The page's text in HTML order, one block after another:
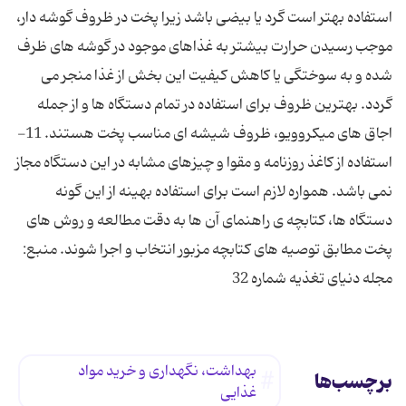
استفاده بهتر است گرد یا بیضی باشد زیرا پخت در ظروف گوشه دار،
موجب رسیدن حرارت بیشتر به غذاهای موجود در گوشه های ظرف
شده و به سوختگی یا کاهش کیفیت این بخش از غذا منجر می
گردد. بهترین ظروف برای استفاده در تمام دستگاه ها و از جمله
اجاق های میکروویو، ظروف شیشه ای مناسب پخت هستند. 11-
استفاده از کاغذ روزنامه و مقوا و چیزهای مشابه در این دستگاه مجاز
نمی باشد. همواره لازم است برای استفاده بهینه از این گونه
دستگاه ها، کتابچه ی راهنمای آن ها به دقت مطالعه و روش های
پخت مطابق توصیه های کتابچه مزبور انتخاب و اجرا شوند. منبع:
مجله دنیای تغذیه شماره 32
برچسب‌ها
بهداشت، نگهداری و خرید مواد
غذایی